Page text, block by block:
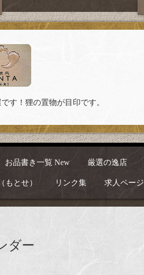
す！狸の置物が目印です。
お品書き一覧 New 厳選の逸店
とせ） リンク集 求人ページ
ダー